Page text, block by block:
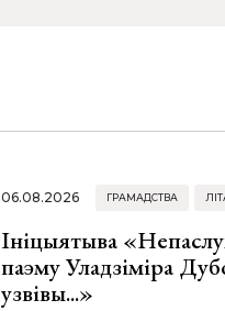
06.08.2026 ГРАМАДСТВА
Ініцыятыва
паэму Уладзіміра
узвівы...»